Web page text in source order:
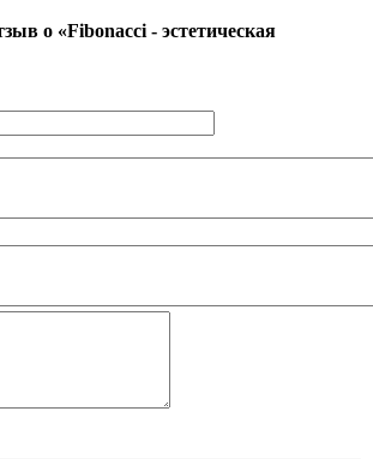
о «Fibonacci - эстетическая